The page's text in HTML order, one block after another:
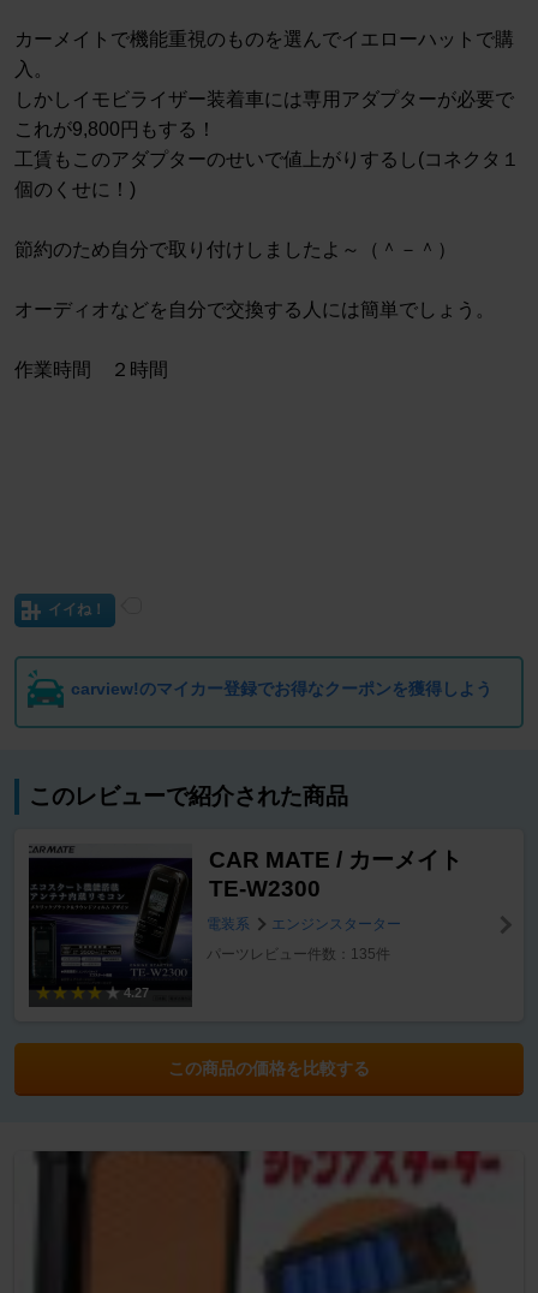
カーメイトで機能重視のものを選んでイエローハットで購
入。
しかしイモビライザー装着車には専用アダプターが必要で
これが9,800円もする！
工賃もこのアダプターのせいで値上がりするし(コネクタ１
個のくせに！)
節約のため自分で取り付けしましたよ～（＾－＾）
オーディオなどを自分で交換する人には簡単でしょう。
作業時間 ２時間
イイね！
carview!のマイカー登録でお得なクーポンを獲得しよう
このレビューで紹介された商品
4.27
CAR MATE / カーメイト
TE-W2300
電装系
エンジンスターター
パーツレビュー件数：135件
この商品の価格を比較する